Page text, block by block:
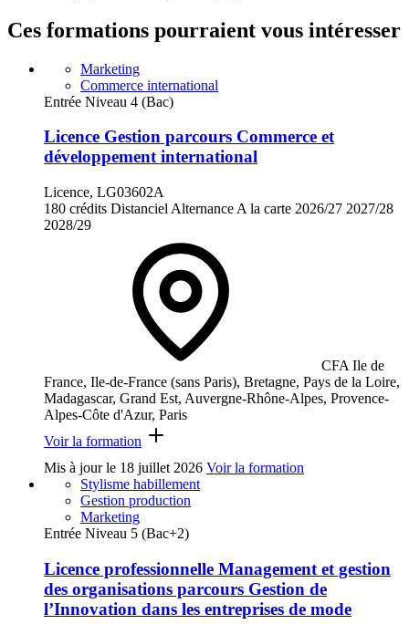
Ces formations pourraient vous intéresser
Marketing
Commerce international
Entrée Niveau 4 (Bac)
Licence Gestion parcours Commerce et
développement international
Licence, LG03602A
180 crédits Distanciel Alternance A la carte 2026/27 2027/28
2028/29
CFA Ile de
France, Ile-de-France (sans Paris), Bretagne, Pays de la Loire,
Madagascar, Grand Est, Auvergne-Rhône-Alpes, Provence-
Alpes-Côte d'Azur, Paris
Voir la formation
Mis à jour le 18 juillet 2026 Voir la formation
Stylisme habillement
Gestion production
Marketing
Entrée Niveau 5 (Bac+2)
Licence professionnelle Management et gestion
des organisations parcours Gestion de
l’Innovation dans les entreprises de mode